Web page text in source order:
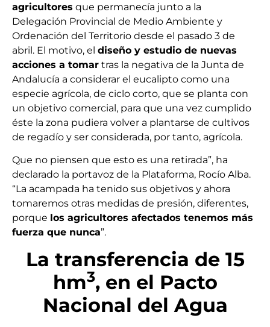
agricultores que permanecía junto a la
Delegación Provincial de Medio Ambiente y
Ordenación del Territorio desde el pasado 3 de
abril. El motivo, el diseño y estudio de nuevas
acciones a tomar tras la negativa de la Junta de
Andalucía a considerar el eucalipto como una
especie agrícola, de ciclo corto, que se planta con
un objetivo comercial, para que una vez cumplido
éste la zona pudiera volver a plantarse de cultivos
de regadío y ser considerada, por tanto, agrícola.
Que no piensen que esto es una retirada”, ha
declarado la portavoz de la Plataforma, Rocío Alba.
“La acampada ha tenido sus objetivos y ahora
tomaremos otras medidas de presión, diferentes,
porque los agricultores afectados tenemos más
fuerza que nunca”.
La transferencia de 15
hm3, en el Pacto
Nacional del Agua